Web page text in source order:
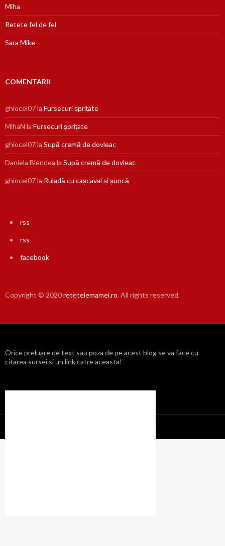
Miha
Retete fel de fel
Sara Mike
COMENTARII
ghiocel07la Fursecuri șprițate
MihaN la Fursecuri șprițate
ghiocel07la Supă cremă de dovleac
Daniela Blendea la Supă cremă de dovleac
ghiocel07la Ruladă cu cașcaval și șuncă
rss
rss
facebook
Copyright © 2020retetelemamei.ro. All rights reserved.
Orice preluare de text sau poza de pe acest blog se va face cu
citarea sursei si un link catre aceasta!